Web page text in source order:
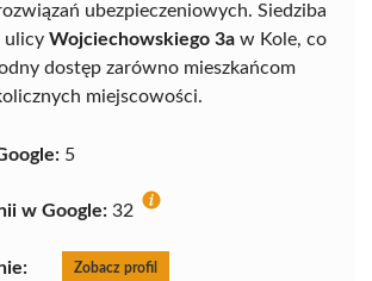
ubezpieczeniowych. Siedziba
ulicy Wojciechowskiego 3a w Kole, co
dostęp zarówno mieszkańcom
miejscowości.
5
w Google: 32
Zobacz profil